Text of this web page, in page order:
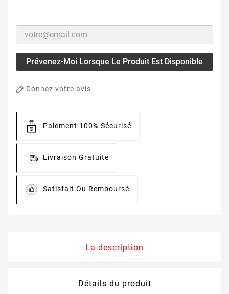
Prévenez-Moi Lorsque Le Produit Est Disponible
Donnez votre avis
Paiement 100% Sécurisé
Livraison Gratuite
Satisfait Ou Remboursé
La description
Détails du produit